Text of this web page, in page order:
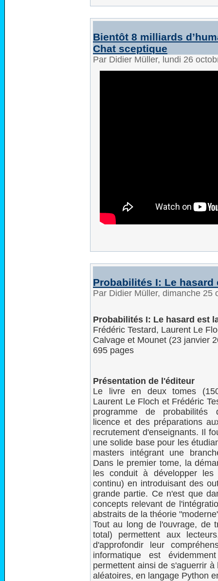
Bientôt 8 milliards
Chat sceptique
Par Didier Müller, lundi 26
Probabilités I: Le hasard
Par Didier Müller, dimanche
Probabilités I: Le hasard est
Frédéric Testard, Laurent Le
Calvage et Mounet (23 janvier
695 pages
Présentation de l'éditeur
Le livre en deux tomes
Laurent Le Floch et Frédéric
programme de
licence et des préparations
recrutement d'enseignants. Il
une solide base pour les
masters intégrant une
Dans le premier tome, la
les conduit à développer
continu) en introduisant des
grande partie. Ce n'est que
concepts relevant de
abstraits de la théorie
Tout au long de l'ouvrage, de
total) permettent aux
d'approfondir leur
informatique est
permettent ainsi de s'aguerrir
aléatoires, en langage Python